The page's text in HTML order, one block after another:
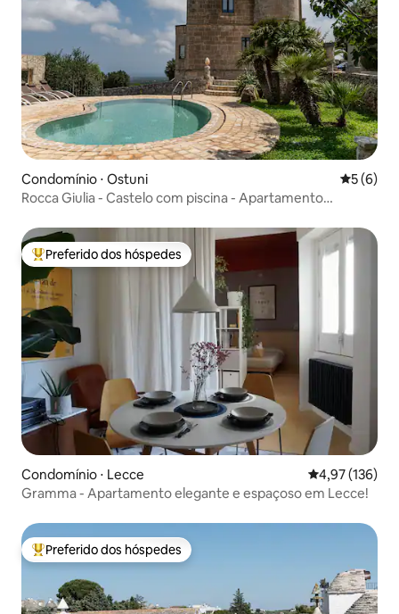
Condomínio ⋅ Ostuni 5 de
5 (6)
Rocca Giulia - Castelo com piscina - Apartamento
Entre os melhores preferidos dos hóspedes
Preferido dos hóspedes
Condomínio ⋅ Lecce 4,97 de uma
4,97 (136)
Gramma - Apartamento elegante e espaçoso em Lecce!
Entre os melhores preferidos dos hóspedes
Preferido dos hóspedes